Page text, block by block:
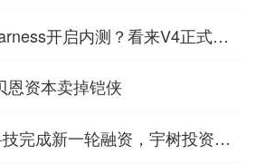
开启内测？看来V4正式版
恩资本卖掉铠侠
完成新一轮融资，宇树投资人